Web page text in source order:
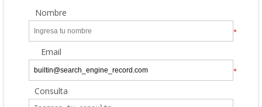
Nombre
*
Email
*
Consulta